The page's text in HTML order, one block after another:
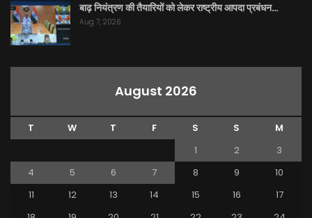
बाढ़ नियंत्रण की तैयारियों को लेकर राष्ट्रीय आपदा प्रबंधन…
Aug 7, 2026
August 2026
T W T F S S
M
1
2
3
4
5 6 7 8 9
10
11
12 13 14 15 16
17